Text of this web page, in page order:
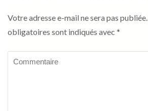
Votre adresse e-mail ne sera pas publiée.
obligatoires sont indiqués avec *
Commentaire